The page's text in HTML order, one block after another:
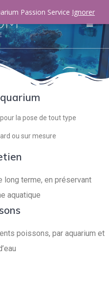
la pose de tout type
ou sur mesure
long terme, en préservant
aquatique
poissons, par aquarium et
Passion Service Ignorer